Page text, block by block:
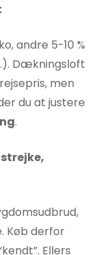
andre 5-10 %
Dækningsloft
rejsepris, men
du at justere
.
Køb derfor
Ellers